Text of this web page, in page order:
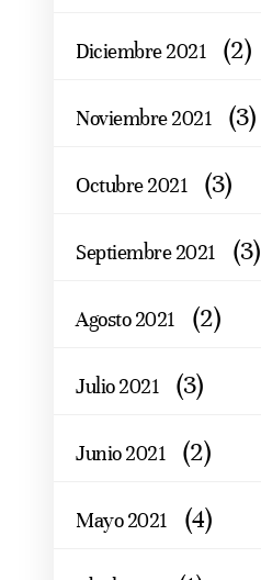
Diciembre 2021 (2)
Noviembre 2021 (3)
Octubre 2021 (3)
Septiembre 2021 (3)
Agosto 2021 (2)
Julio 2021 (3)
Junio 2021 (2)
Mayo 2021 (4)